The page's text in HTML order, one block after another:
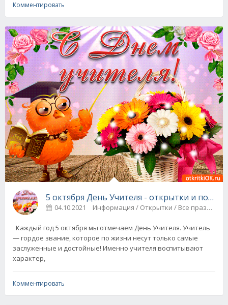
Комментировать
5 октября День Учителя - открытки и
04.10.2021 Информация / Открытки / Все праздники
Каждый год 5 октября мы отмечаем День Учителя. Учитель
— гордое звание, которое по жизни несут только самые
заслуженные и достойные! Именно учителя воспитывают
характер,
Комментировать